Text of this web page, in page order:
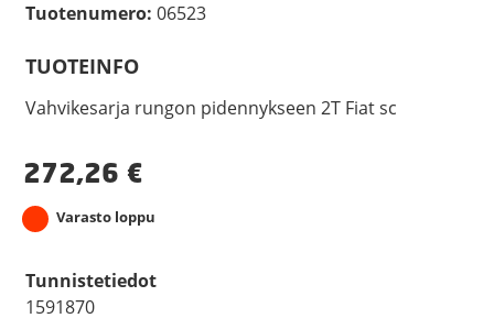
Tuotenumero: 06523
TUOTEINFO
Vahvikesarja rungon pidennykseen 2T Fiat sc
272,26 €
Varasto loppu
Tunnistetiedot
1591870